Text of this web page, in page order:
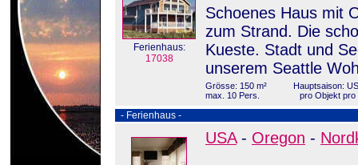
Ferienhaus:
17038
Schoenes Haus mit
zum Strand. Die
Kueste. Stadt und
unserem Seattle
Grösse: 150 m²
max. 10 Pers.
Hauptsaison:
pro Objekt pro
- Ferienhaus -
USA- Oregon -